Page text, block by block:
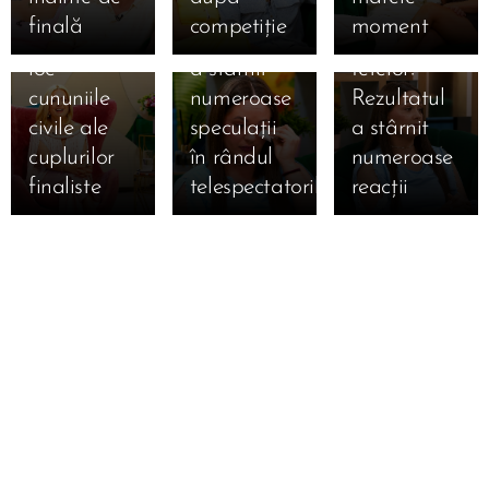
finală
competiție
moment
specială de
mâine! Au
loc
cununiile
civile ale
cuplurilor
finaliste
Mireasa!
Momentul
a stârnit
numeroase
speculații
în rândul
telespectatorilor
locul 3 în
topul
fetelor!
Rezultatul
a stârnit
numeroase
reacții